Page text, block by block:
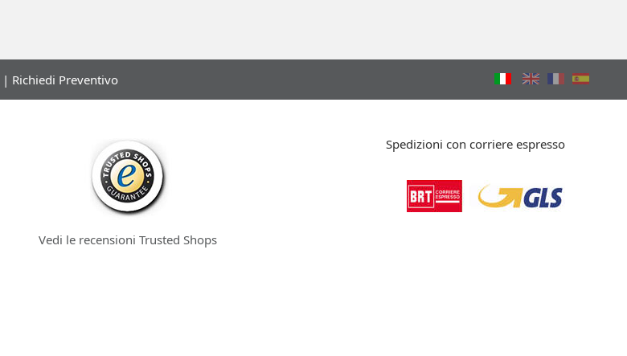
| Richiedi Preventivo
Vedi le recensioni Trusted Shops
Spedizioni con corriere espresso